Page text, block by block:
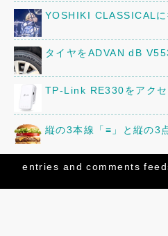
YOSHIKI CLASSICALに
タイヤをADVAN dB
TP-Link RE330をアクセ
縦の3本線「≡」と縦の3
京阪80型82号車の車内
entries andcomments